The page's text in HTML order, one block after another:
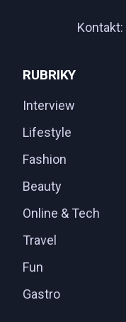
Kontakt:
RUBRIKY
Interview
Lifestyle
Fashion
Beauty
Online & Tech
Travel
Fun
Gastro